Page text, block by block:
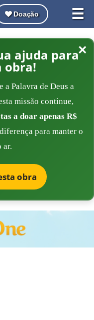
☰
Doação
×
ajuda para
obra!
a Palavra de Deus a
missão continue,
a doar apenas R$
para manter o
ar.
obra